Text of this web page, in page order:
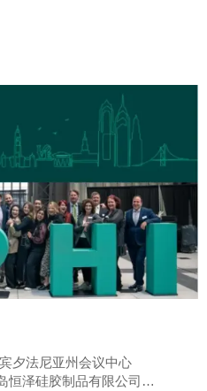
夕法尼亚州会议中心
恒泽硅胶制品有限公司